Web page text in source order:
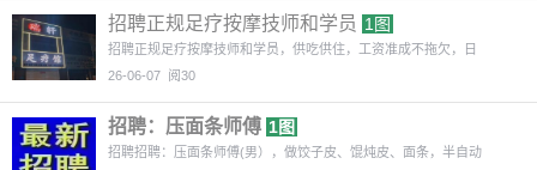
招聘正规足疗按摩技师和学员 1图
招聘正规足疗按摩技师和学员，供吃供住，工资准成不拖欠，日
26-06-07 阅30
招聘：压面条师傅 1图
招聘招聘：压面条师傅(男），做饺子皮、馄炖皮、面条，半自动